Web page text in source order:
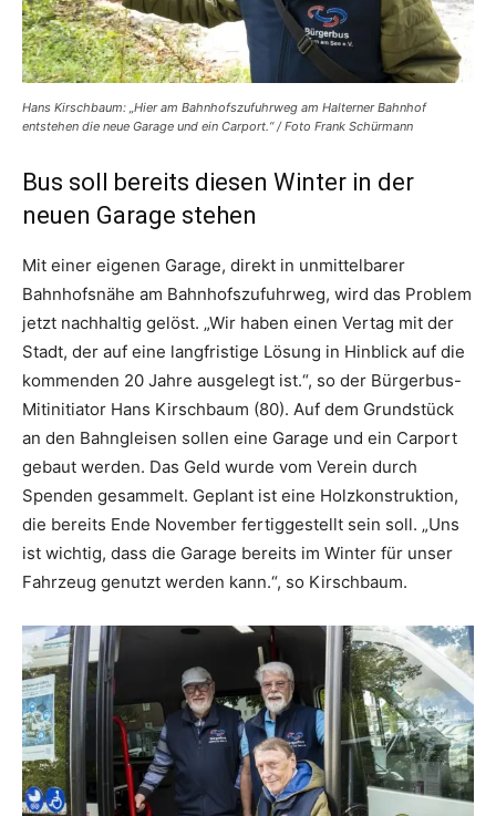
Hans Kirschbaum: „Hier am Bahnhofszufuhrweg am Halterner Bahnhof
entstehen die neue Garage und ein Carport.“ / Foto Frank Schürmann
Bus soll bereits diesen Winter in der
neuen Garage stehen
Mit einer eigenen Garage, direkt in unmittelbarer
Bahnhofsnähe am Bahnhofszufuhrweg, wird das Problem
jetzt nachhaltig gelöst. „Wir haben einen Vertag mit der
Stadt, der auf eine langfristige Lösung in Hinblick auf die
kommenden 20 Jahre ausgelegt ist.“, so der Bürgerbus-
Mitinitiator Hans Kirschbaum (80). Auf dem Grundstück
an den Bahngleisen sollen eine Garage und ein Carport
gebaut werden. Das Geld wurde vom Verein durch
Spenden gesammelt. Geplant ist eine Holzkonstruktion,
die bereits Ende November fertiggestellt sein soll. „Uns
ist wichtig, dass die Garage bereits im Winter für unser
Fahrzeug genutzt werden kann.“, so Kirschbaum.